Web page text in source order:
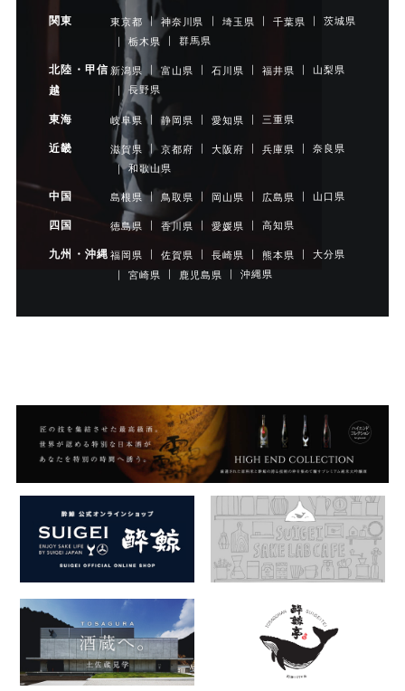
関東 東京都 神奈川県 埼玉県 千葉県
茨城県
栃木県
群馬県
北陸・甲信
越
新潟県 富山県 石川県 福井県
山梨県
長野県
東海 岐阜県 静岡県 愛知県 三重県
近畿 滋賀県 京都府 大阪府 兵庫県
奈良県
和歌山県
中国 島根県 鳥取県 岡山県 広島県 山口県
四国 徳島県 香川県 愛媛県 高知県
九州・沖縄 福岡県 佐賀県 長崎県 熊本県
大分県
宮崎県
鹿児島県 沖縄県